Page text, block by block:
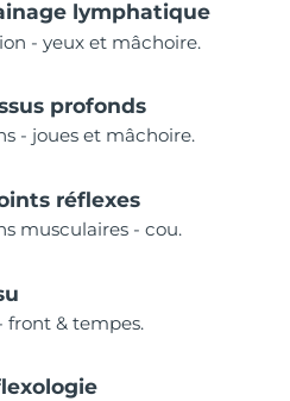
lymphatique
- yeux et mâchoire.
profonds
- joues et mâchoire.
réflexes
musculaires - cou.
front & tempes.